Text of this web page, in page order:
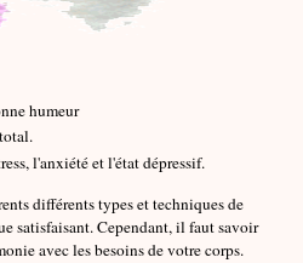
humeur
l'anxiété et l'état dépressif.
différents types et techniques de
satisfaisant. Cependant, il faut savoir
avec les besoins de votre corps.